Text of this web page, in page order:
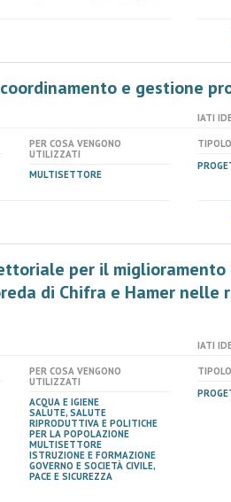
e gestione
IATI
PER COSA VENGONO
UTILIZZATI
MULTISETTORE
per il miglioramento
di Chifra e Hamer nelle
IATI
PER COSA VENGONO
UTILIZZATI
ACQUA E IGIENE
SALUTE, SALUTE
RIPRODUTTIVA E POLITICHE
PER LA POPOLAZIONE
MULTISETTORE
ISTRUZIONE E FORMAZIONE
GOVERNO E SOCIETÀ CIVILE,
PACE E SICUREZZA